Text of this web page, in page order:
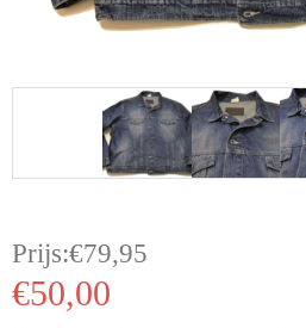
Prijs:€79,95
€50,00